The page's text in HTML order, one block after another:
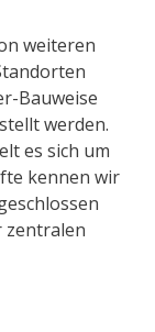
weiteren
Bauweise
werden.
es sich um
kennen wir
zentralen